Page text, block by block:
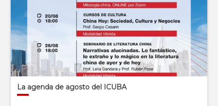
La agenda de agosto del ICUBA